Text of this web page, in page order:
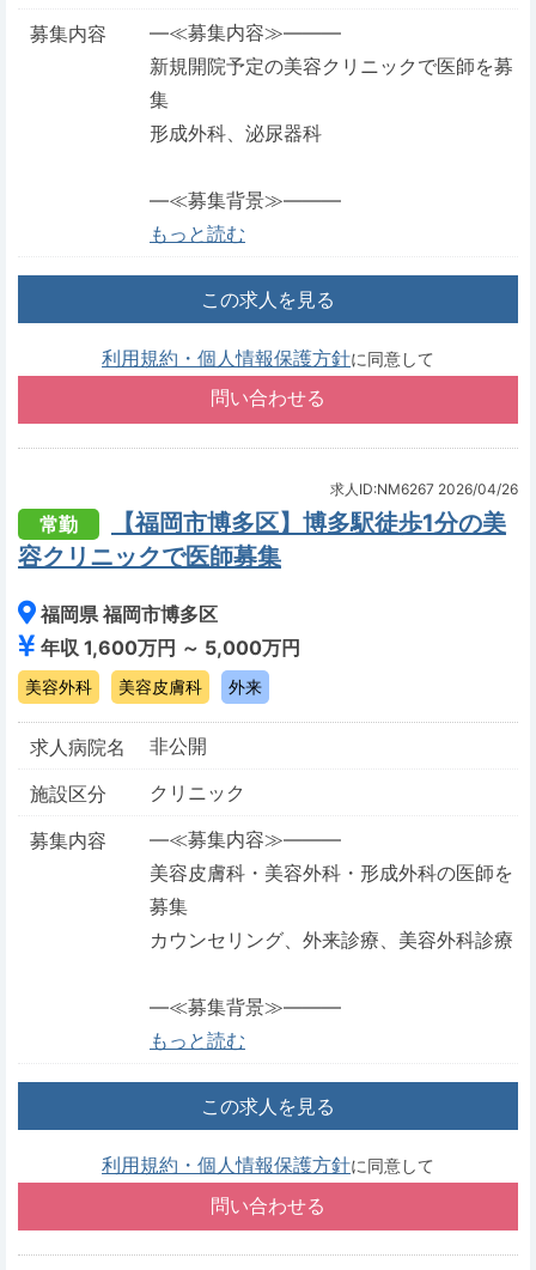
募集内容
―≪募集内容≫―――
新規開院予定の美容クリニックで医師を募
集
形成外科、泌尿器科
―≪募集背景≫―――
もっと読む
この求人を見る
利用規約・個人情報保護方針に同意して
求人ID:NM6267 2026/04/26
常勤
【福岡市博多区】博多駅徒歩1分の美
容クリニックで医師募集
福岡県 福岡市博多区
年収 1,600万円 ～ 5,000万円
美容外科 美容皮膚科 外来
求人病院名
非公開
施設区分
クリニック
募集内容
―≪募集内容≫―――
美容皮膚科・美容外科・形成外科の医師を
募集
カウンセリング、外来診療、美容外科診療
―≪募集背景≫―――
もっと読む
この求人を見る
利用規約・個人情報保護方針に同意して